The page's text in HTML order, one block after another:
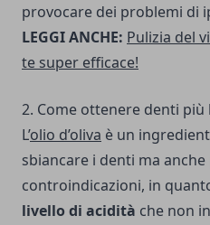
provocare dei problemi di
LEGGI ANCHE: Pulizia del
te super efficace!
2. Come ottenere denti più
L’olio d’oliva è un
sbiancare i denti ma
controindicazioni, in
livello di acidità che non